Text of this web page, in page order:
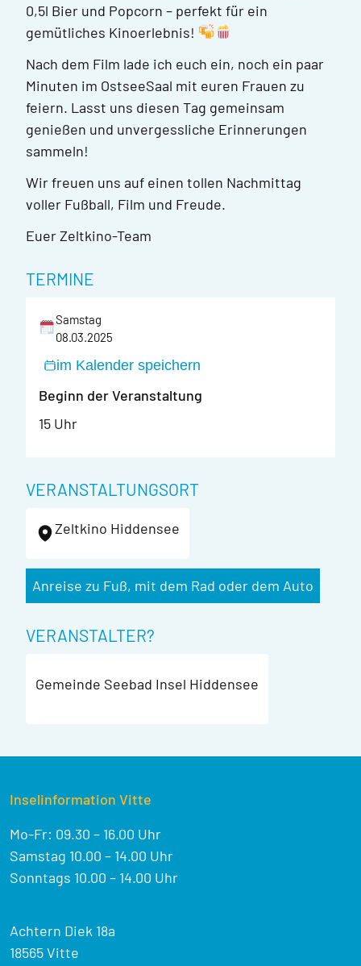
0,5l Bier und Popcorn – perfekt für ein
gemütliches Kinoerlebnis!
Nach dem Film lade ich euch ein, noch ein paar
Minuten im OstseeSaal mit euren Frauen zu
feiern. Lasst uns diesen Tag gemeinsam
genießen und unvergessliche Erinnerungen
sammeln!
Wir freuen uns auf einen tollen Nachmittag
voller Fußball, Film und Freude.
Euer Zeltkino-Team
TERMINE
Samstag
08.03.2025
im Kalender speichern
Beginn der Veranstaltung
15 Uhr
VERANSTALTUNGSORT
Zeltkino Hiddensee
Anreise zu Fuß, mit dem Rad oder dem Auto
VERANSTALTER?
Gemeinde Seebad Insel Hiddensee
Inselinformation Vitte
Mo-Fr: 09.30 – 16.00 Uhr
Samstag 10.00 – 14.00 Uhr
Sonntags 10.00 – 14.00 Uhr
Achtern Diek 18a
18565 Vitte